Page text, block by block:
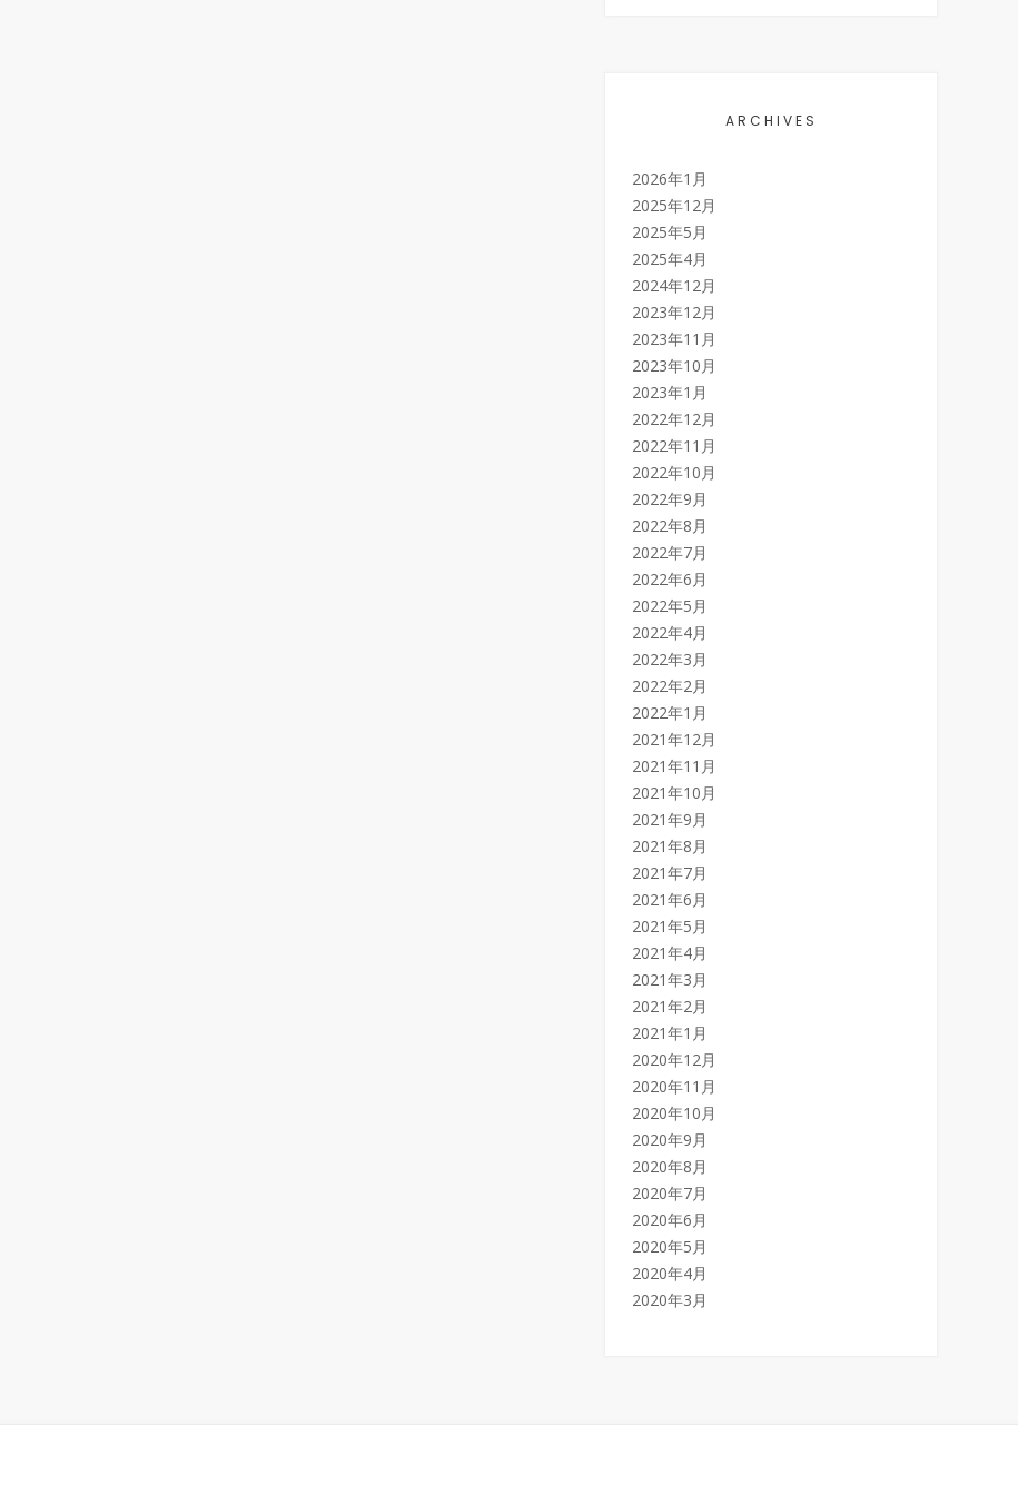
ARCHIVES
2026年1月
2025年12月
2025年5月
2025年4月
2024年12月
2023年12月
2023年11月
2023年10月
2023年1月
2022年12月
2022年11月
2022年10月
2022年9月
2022年8月
2022年7月
2022年6月
2022年5月
2022年4月
2022年3月
2022年2月
2022年1月
2021年12月
2021年11月
2021年10月
2021年9月
2021年8月
2021年7月
2021年6月
2021年5月
2021年4月
2021年3月
2021年2月
2021年1月
2020年12月
2020年11月
2020年10月
2020年9月
2020年8月
2020年7月
2020年6月
2020年5月
2020年4月
2020年3月